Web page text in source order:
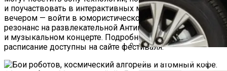
Автоюрист Объяснил,
и поучаствовать в интерактивных мастер-классах, а
вечером — войти в юмористическо-музыкальный
резонанс на развлекательной Антинаучной конференции
и музыкальном концерте. Подробная программа и
расписание доступны на сайте фестиваля.